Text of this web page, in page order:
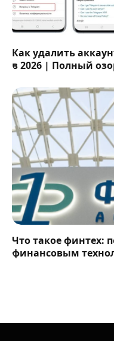
Как удалить
в 2026 | Полный
Что такое финтех:
финансовым